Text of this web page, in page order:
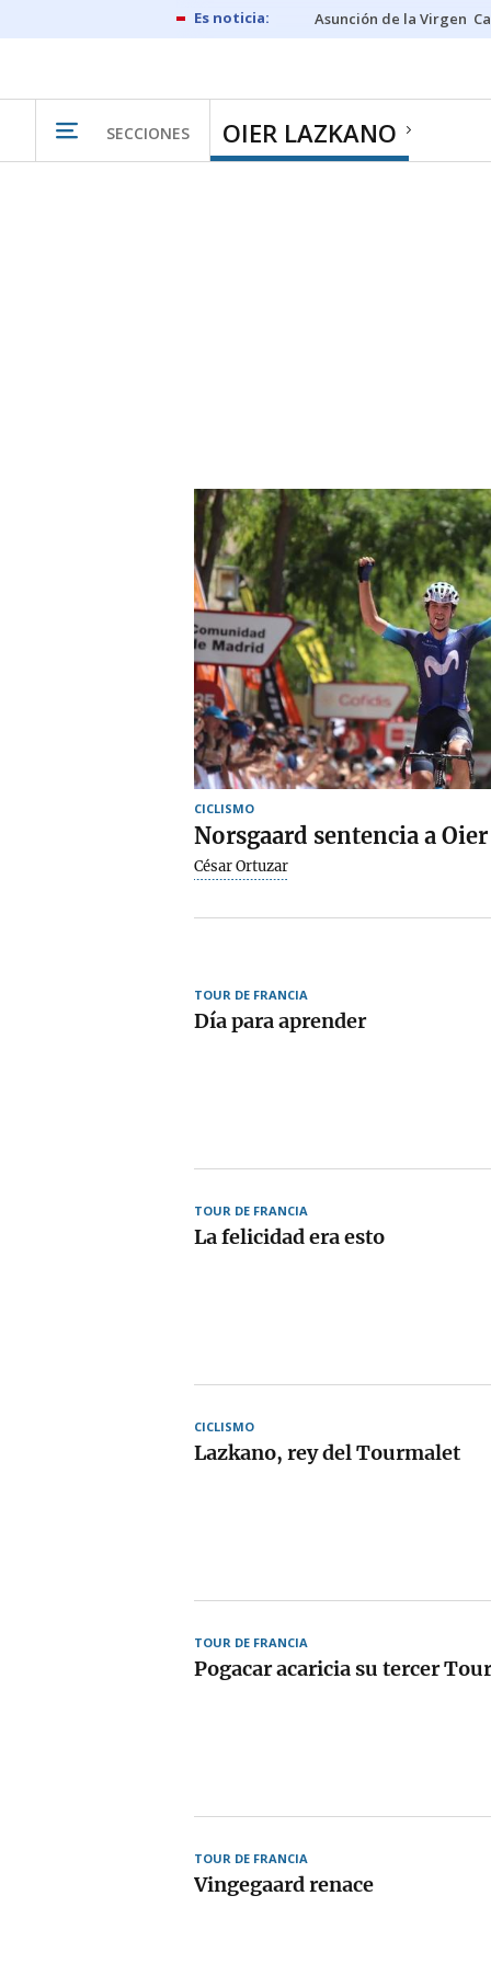
Asunción de la Virgen
SECCIONES OIER LAZKANO
CICLISMO
Norsgaard sentencia a
César Ortuzar
TOUR DE FRANCIA
Día para aprender
TOUR DE FRANCIA
La felicidad era esto
CICLISMO
Lazkano, rey del Tourmalet
TOUR DE FRANCIA
Pogacar acaricia su tercer Tour
TOUR DE FRANCIA
Vingegaard renace